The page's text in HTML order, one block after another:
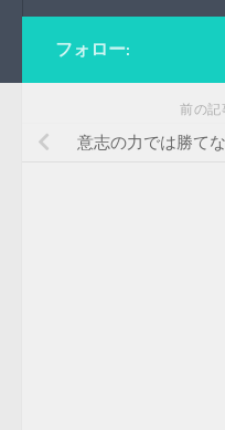
フォロー:
前の記
意志の力では勝て